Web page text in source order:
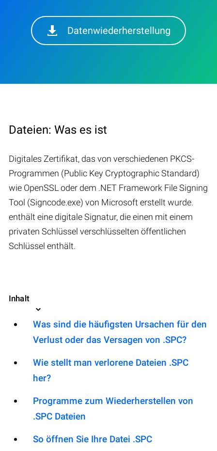
Datenwiederherstellung
Dateien: Was es ist
Digitales Zertifikat, das von verschiedenen PKCS-
Programmen (Public Key Cryptographic Standard)
wie OpenSSL oder dem .NET Framework File Signing
Tool (Signcode.exe) von Microsoft erstellt wurde.
enthält eine digitale Signatur, die einen mit einem
privaten Schlüssel verschlüsselten öffentlichen
Schlüssel enthält.
Inhalt
Was sind die häufigsten Ursachen für den
Verlust oder das Versagen von .SPC?
Wie stellt man verlorene Dateien .SPC
her?
Programme zum Wiederherstellen von
.SPC Dateien
So öffnen Sie Ihre Datei .SPC